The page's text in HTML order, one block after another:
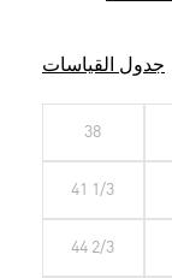
جدول القياسات
38
41 1/3
44 2/3